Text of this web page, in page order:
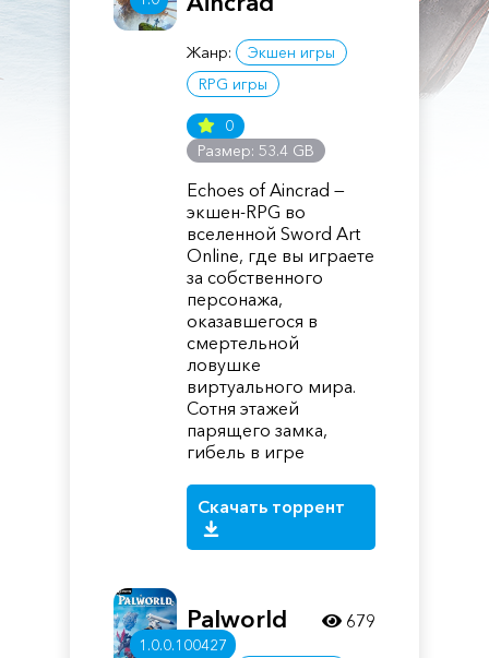
Жанр:
Экшен игры
RPG игры
0
Размер: 53.4 GB
Echoes of Aincrad —
экшен-RPG во
вселенной Sword Art
Online, где вы играете
за собственного
персонажа,
оказавшегося в
смертельной
ловушке
виртуального мира.
Сотня этажей
парящего замка,
гибель в игре
Скачать торрент
1.0.0.100427
Palworld 679